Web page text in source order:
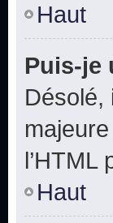
Haut
Puis-je
Désolé,
l’HTML
Haut